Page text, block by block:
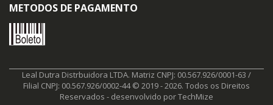
METODOS DE PAGAMENTO
Leal Dutra Distrbuidora LTDA. Matriz CNPJ: 00.567.926/0001-63 /
Filial CNPJ: 00.567.926/0002-44 © 2019 - 2026. Todos os Direitos
Reservados - desenvolvido porTechMize